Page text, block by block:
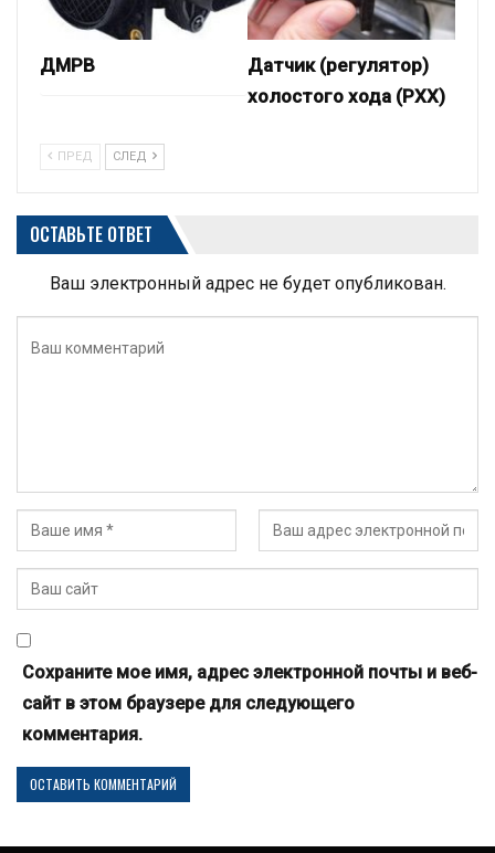
ДМРВ
Датчик (регулятор)
холостого хода (РХХ)
ПРЕД СЛЕД
ОСТАВЬТЕ ОТВЕТ
Ваш электронный адрес не будет опубликован.
Сохраните мое имя, адрес электронной почты и веб-
сайт в этом браузере для следующего
комментария.